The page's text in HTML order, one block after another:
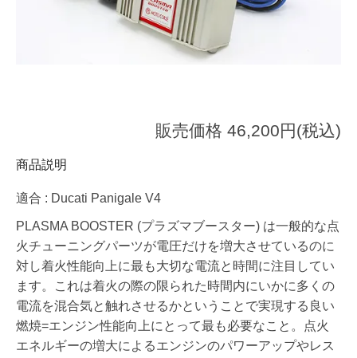
販売価格 46,200円(税込)
商品説明
適合 : Ducati Panigale V4
PLASMA BOOSTER (プラズマブースター) は一般的な点
火チューニングパーツが電圧だけを増大させているのに
対し着火性能向上に最も大切な電流と時間に注目してい
ます。これは着火の際の限られた時間内にいかに多くの
電流を混合気と触れさせるかということで実現する良い
燃焼=エンジン性能向上にとって最も必要なこと。点火
エネルギーの増大によるエンジンのパワーアップやレス